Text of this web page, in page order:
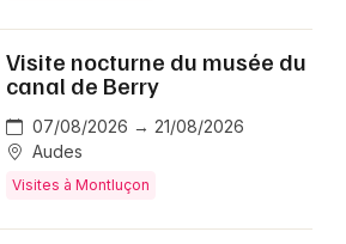
Visite nocturne du musée du
canal de Berry
07/08/2026 → 21/08/2026
Audes
Visites à Montluçon